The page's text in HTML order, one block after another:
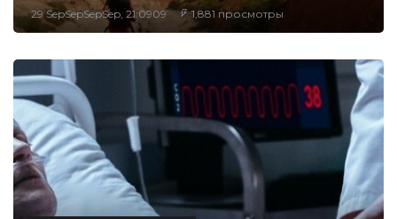
29 SepSepSepSep, 21:0909 1,881 просмотры